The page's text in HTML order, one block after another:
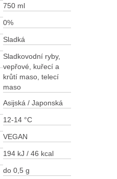
750 ml
0%
Sladká
Sladkovodní ryby,
vepřové, kuřecí a
krůtí maso, telecí
maso
Asijská / Japonská
12-14 °C
VEGAN
194 kJ / 46 kcal
do 0,5 g